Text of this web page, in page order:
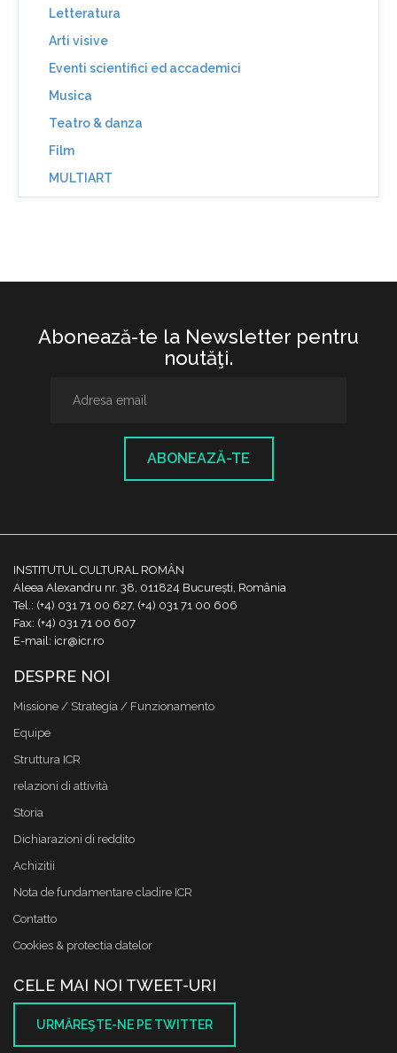
Letteratura
Arti visive
Eventi scientifici ed accademici
Musica
Teatro & danza
Film
MULTIART
Abonează-te la Newsletter pentru
noutăţi.
ABONEAZĂ-TE
INSTITUTUL CULTURAL ROMÂN
Aleea Alexandru nr. 38, 011824 București, România
Tel.: (+4) 031 71 00 627, (+4) 031 71 00 606
Fax: (+4) 031 71 00 607
E-mail: icr@icr.ro
DESPRE NOI
Missione / Strategia / Funzionamento
Equipe
Struttura ICR
relazioni di attività
Storia
Dichiarazioni di reddito
Achizitii
Nota de fundamentare cladire ICR
Contatto
Cookies & protectia datelor
CELE MAI NOI TWEET-URI
URMĂREŞTE-NE PE TWITTER